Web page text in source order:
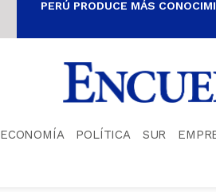
PERÚ PRODUCE MÁS
ECONOMÍA POLÍTICA SUR